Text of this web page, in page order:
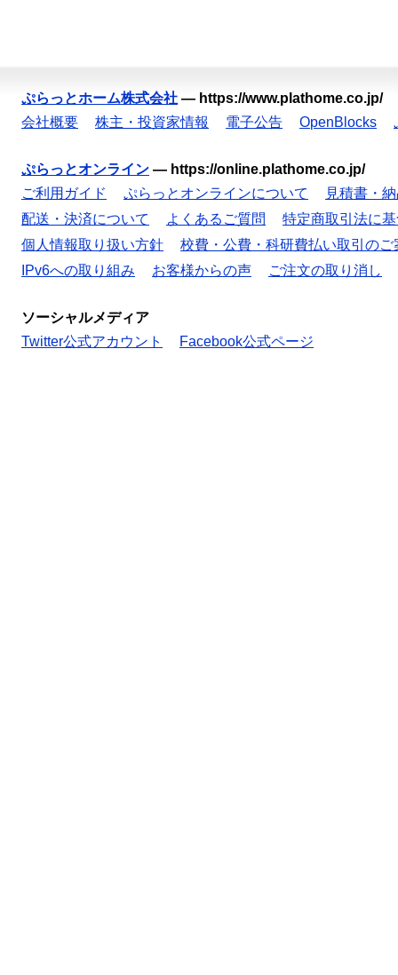
ぷらっとホーム株式会社 — https://www.plathome.co.jp/
会社概要
株主・投資家情報 電子公告 OpenBlocks
ぷらっとオンライン — https://online.plathome.co.jp/
ご利用ガイド
ぷらっとオンラインについて
見積書・
配送・決済について
よくあるご質問
特定商取引法に
個人情報取り扱い方針
校費・公費・科研費払い取引のご
IPv6への取り組み
お客様からの声 ご注文の取り消し
ソーシャルメディア
Twitter公式アカウント
Facebook公式ページ